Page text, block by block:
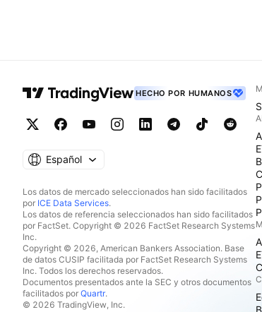
HECHO POR HUMANOS
Español
Los datos de mercado seleccionados han sido facilitados
por ICE Data Services.
Los datos de referencia seleccionados han sido facilitados
por FactSet. Copyright © 2026 FactSet Research Systems
Inc.
Copyright © 2026, American Bankers Association. Base
de datos CUSIP facilitada por FactSet Research Systems
Inc. Todos los derechos reservados.
Documentos presentados ante la SEC y otros documentos
facilitados por Quartr.
© 2026 TradingView, Inc.